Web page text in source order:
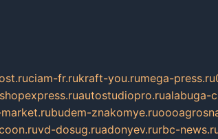
ciam-fr.rukraft-you.rumega-press.ru
autostudiopro.rualabuga-
budem-znakomye.ru
vd-dosug.ruadonyev.rurbc-